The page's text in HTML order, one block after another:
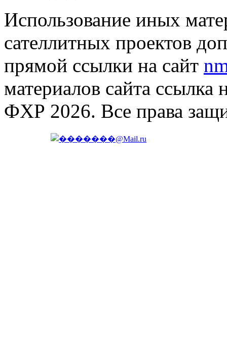
Использование иных
сателлитных проектов
прямой ссылки на сайт
материалов сайта ссылка
ФХР 2026. Все права